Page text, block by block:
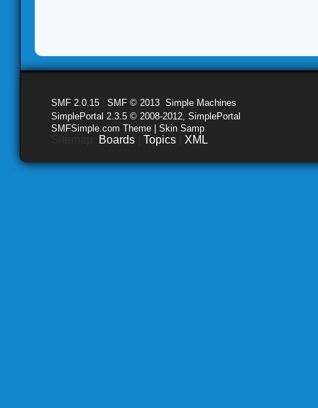
SMF 2.0.15 SMF © 2013 Simple Machines
SimplePortal 2.3.5 © 2008-2012, SimplePortal
SMFSimple.com Theme | Skin Samp
Boards Topics XML